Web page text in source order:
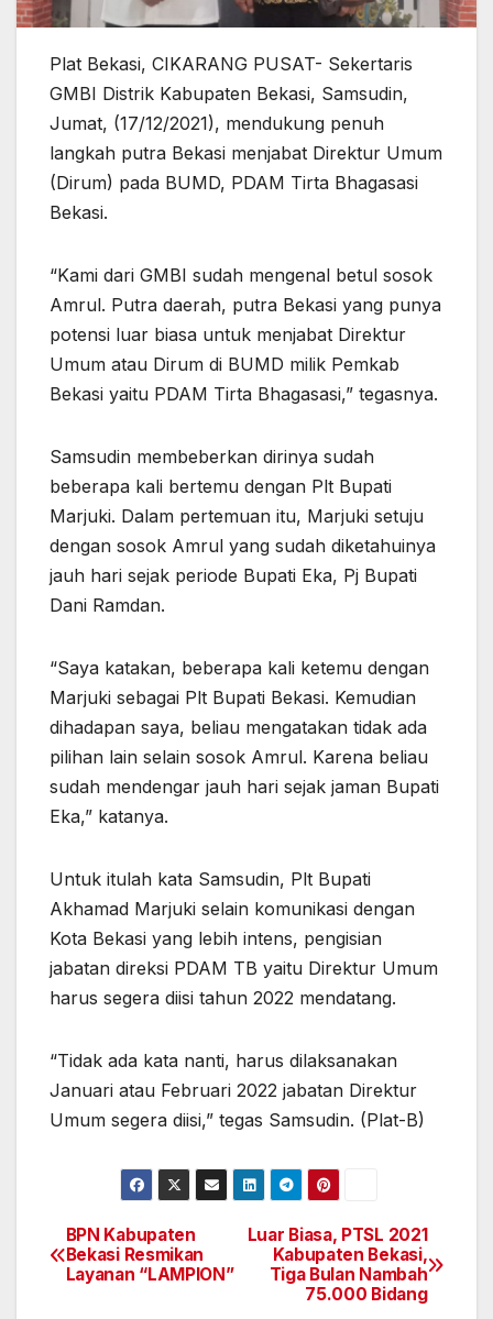
Plat Bekasi, CIKARANG PUSAT- Sekertaris
GMBI Distrik Kabupaten Bekasi, Samsudin,
Jumat, (17/12/2021), mendukung penuh
langkah putra Bekasi menjabat Direktur Umum
(Dirum) pada BUMD, PDAM Tirta Bhagasasi
Bekasi.
“Kami dari GMBI sudah mengenal betul sosok
Amrul. Putra daerah, putra Bekasi yang punya
potensi luar biasa untuk menjabat Direktur
Umum atau Dirum di BUMD milik Pemkab
Bekasi yaitu PDAM Tirta Bhagasasi,” tegasnya.
Samsudin membeberkan dirinya sudah
beberapa kali bertemu dengan Plt Bupati
Marjuki. Dalam pertemuan itu, Marjuki setuju
dengan sosok Amrul yang sudah diketahuinya
jauh hari sejak periode Bupati Eka, Pj Bupati
Dani Ramdan.
“Saya katakan, beberapa kali ketemu dengan
Marjuki sebagai Plt Bupati Bekasi. Kemudian
dihadapan saya, beliau mengatakan tidak ada
pilihan lain selain sosok Amrul. Karena beliau
sudah mendengar jauh hari sejak jaman Bupati
Eka,” katanya.
Untuk itulah kata Samsudin, Plt Bupati
Akhamad Marjuki selain komunikasi dengan
Kota Bekasi yang lebih intens, pengisian
jabatan direksi PDAM TB yaitu Direktur Umum
harus segera diisi tahun 2022 mendatang.
“Tidak ada kata nanti, harus dilaksanakan
Januari atau Februari 2022 jabatan Direktur
Umum segera diisi,” tegas Samsudin. (Plat-B)
Navigasi
pos
Luar Biasa, PTSL 2021
Kabupaten Bekasi,
Tiga Bulan Nambah
75.000 Bidang
BPN Kabupaten
Bekasi Resmikan
Layanan “LAMPION”